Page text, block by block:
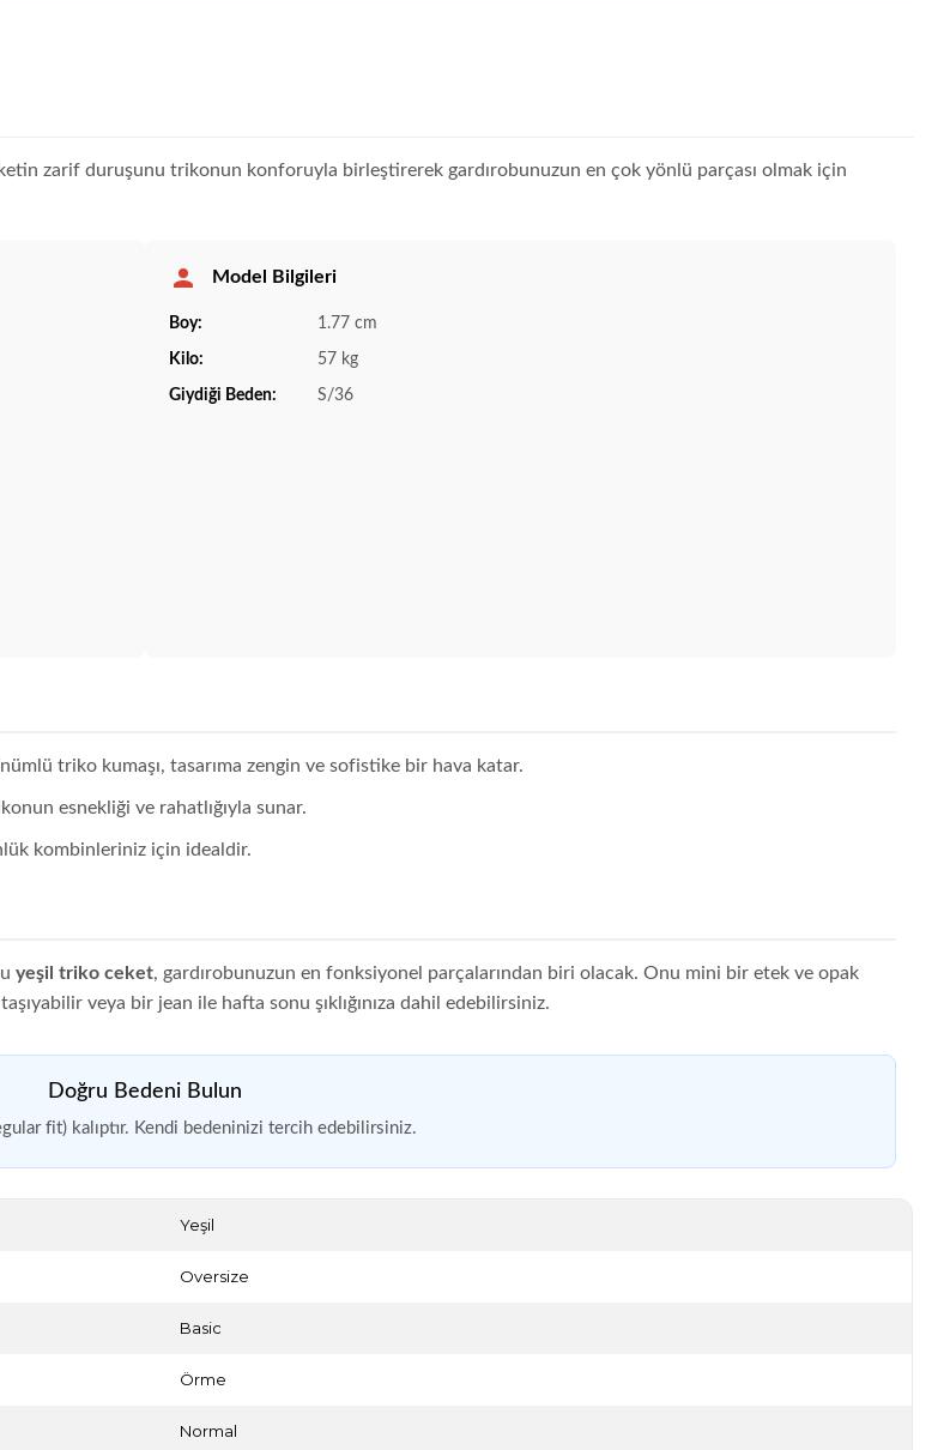
zarif duruşunu trikonun konforuyla birleştirerek gardırobunuzun en çok yönlü parçası olmak için
Model Bilgileri
Boy: 1.77 cm
Kilo: 57 kg
Giydiği Beden: S/36
triko kumaşı, tasarıma zengin ve sofistike bir hava katar.
esnekliği ve rahatlığıyla sunar.
kombinleriniz için idealdir.
yeşil triko ceket, gardırobunuzun en fonksiyonel parçalarından biri olacak. Onu mini bir etek ve opak
veya bir jean ile hafta sonu şıklığınıza dahil edebilirsiniz.
Doğru Bedeni Bulun
fit) kalıptır. Kendi bedeninizi tercih edebilirsiniz.
Yeşil
Oversize
Basic
Örme
Normal